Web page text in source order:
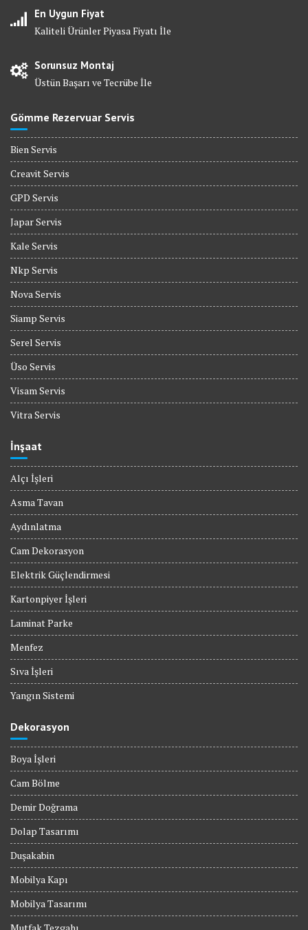
En Uygun Fiyat
Kaliteli Ürünler Piyasa Fiyatı İle
Sorunsuz Montaj
Üstün Başarı ve Tecrübe İle
Gömme Rezervuar Servis
Bien Servis
Creavit Servis
GPD Servis
Japar Servis
Kale Servis
Nkp Servis
Nova Servis
Siamp Servis
Serel Servis
Üso Servis
Visam Servis
Vitra Servis
İnşaat
Alçı İşleri
Asma Tavan
Aydınlatma
Cam Dekorasyon
Elektrik Güçlendirmesi
Kartonpiyer İşleri
Laminat Parke
Menfez
Sıva İşleri
Yangın Sistemi
Dekorasyon
Boya İşleri
Cam Bölme
Demir Doğrama
Dolap Tasarımı
Duşakabin
Mobilya Kapı
Mobilya Tasarımı
Mutfak Tezgahı